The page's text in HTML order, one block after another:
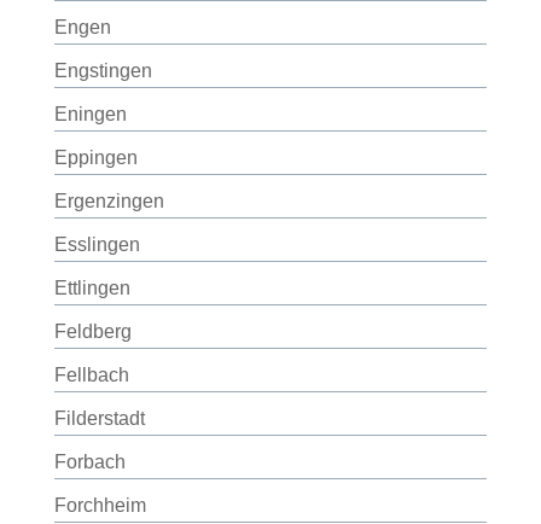
Engen
Engstingen
Eningen
Eppingen
Ergenzingen
Esslingen
Ettlingen
Feldberg
Fellbach
Filderstadt
Forbach
Forchheim